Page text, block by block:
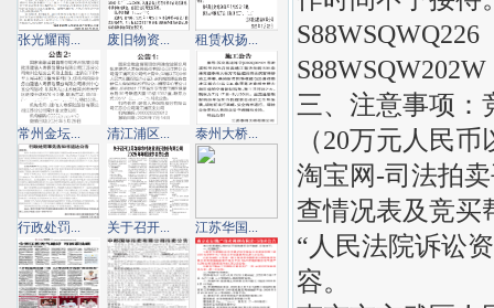
三、注意事项：
（20万元人民
淘宝网-司法拍
查情况表及竞买
“人民法院诉讼
容。
张光耀雨... 废旧物资... 租赁权扬...
常州金坛... 清江浦区... 泰州大桥...
行政处罚... 关于召开... 江苏华国...